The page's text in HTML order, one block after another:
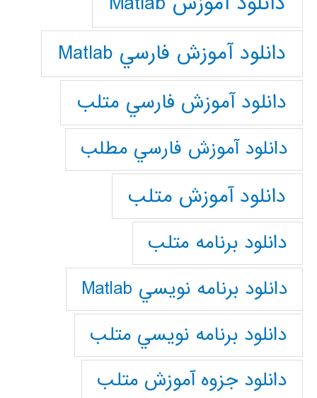
دانلود آموزش فارسي Matlab
دانلود آموزش فارسي متلب
دانلود آموزش فارسي مطلب
دانلود آموزش متلب
دانلود برنامه متلب
دانلود برنامه نويسي Matlab
دانلود برنامه نويسي متلب
دانلود جزوه آموزش متلب